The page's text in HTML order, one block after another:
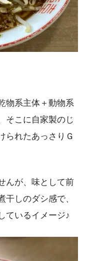
物系主体＋動物系
そこに自家製のじ
られたあっさりＧ
んが、味として前
しのダシ感で、
ているイメージ♪